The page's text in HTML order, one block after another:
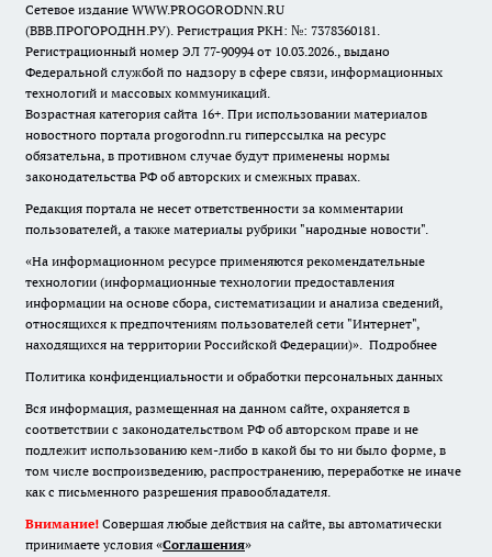
Сетевое издание WWW.PROGORODNN.RU
(ВВВ.ПРОГОРОДНН.РУ). Регистрация РКН: №: 7378360181.
Регистрационный номер ЭЛ 77-90994 от 10.03.2026., выдано
Федеральной службой по надзору в сфере связи, информационных
технологий и массовых коммуникаций.
Возрастная категория сайта 16+. При использовании материалов
новостного портала progorodnn.ru гиперссылка на ресурс
обязательна, в противном случае будут применены нормы
законодательства РФ об авторских и смежных правах.
Редакция портала не несет ответственности за комментарии
пользователей, а также материалы рубрики "народные новости".
«На информационном ресурсе применяются рекомендательные
технологии (информационные технологии предоставления
информации на основе сбора, систематизации и анализа сведений,
относящихся к предпочтениям пользователей сети "Интернет",
находящихся на территории Российской Федерации)». Подробнее
Политика конфиденциальности и обработки персональных данных
Вся информация, размещенная на данном сайте, охраняется в
соответствии с законодательством РФ об авторском праве и не
подлежит использованию кем-либо в какой бы то ни было форме, в
том числе воспроизведению, распространению, переработке не иначе
как с письменного разрешения правообладателя.
Внимание! Совершая любые действия на сайте, вы автоматически
принимаете условия «Cоглашения»